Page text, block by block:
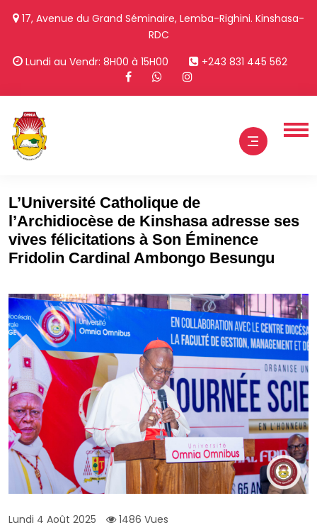
17, Avenue du Grand Séminaire, Lemba-Righini. Kinshasa-
RDC
Lundi au Vendr: 8H00 à 15H00
+243 831 445 562
L’Université Catholique de
l’Archidiocèse de Kinshasa adresse ses
vives félicitations à Son Éminence
Fridolin Cardinal Ambongo Besungu
Lundi 4 Août 2025
1486 Vues